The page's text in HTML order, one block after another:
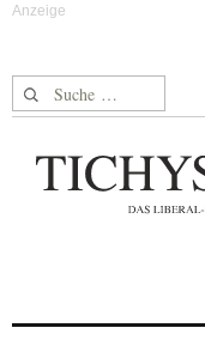
Suche nach: